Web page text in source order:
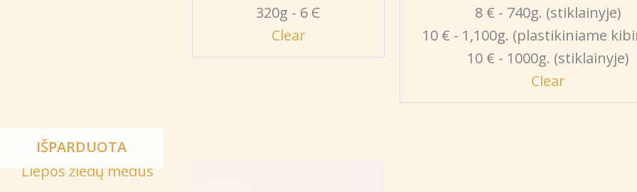
320g - 6 Є
Clear
8 € - 740g. (stiklainyje)
10 € - 1,100g. (plastikiniame
10 € - 1000g. (stiklainyje)
Clear
IŠPARDUOTA